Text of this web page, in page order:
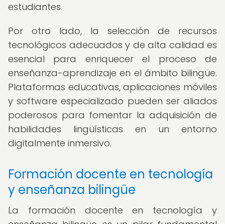
estudiantes.
Por otro lado, la selección de recursos
tecnológicos adecuados y de alta calidad es
esencial para enriquecer el proceso de
enseñanza-aprendizaje en el ámbito bilingüe.
Plataformas educativas, aplicaciones móviles
y software especializado pueden ser aliados
poderosos para fomentar la adquisición de
habilidades lingüísticas en un entorno
digitalmente inmersivo.
Formación docente en tecnología
y enseñanza bilingüe
La formación docente en tecnología y